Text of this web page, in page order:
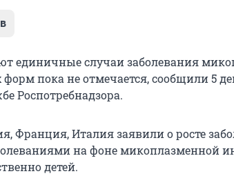
единичные случаи заболевания
пока не отмечается, сообщили 5
Роспотребнадзора.
Франция, Италия заявили о росте
на фоне микоплазменной
детей.